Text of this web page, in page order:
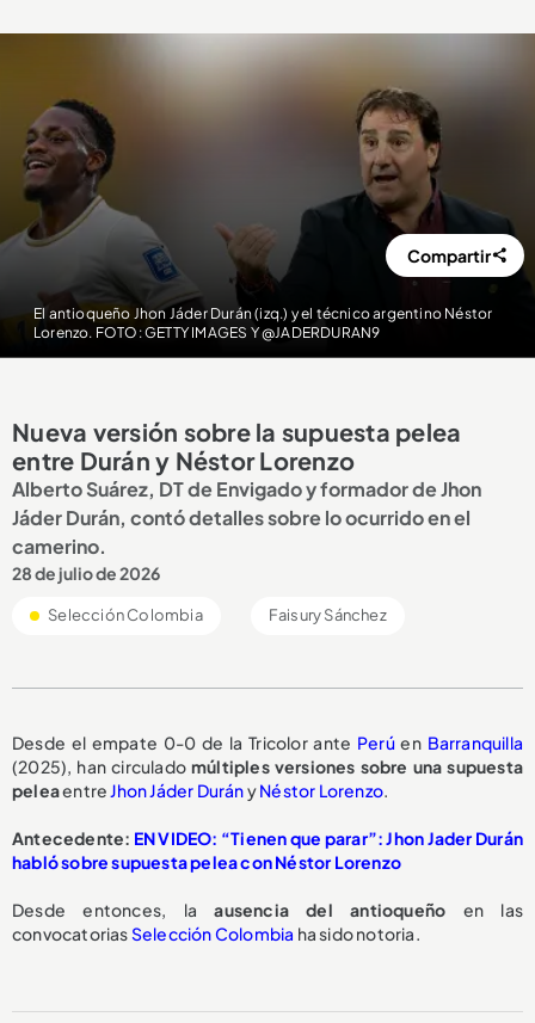
El antioqueño Jhon Jáder Durán (izq.) y el técnico argentino Néstor
Lorenzo. FOTO: GETTY IMAGES Y @JADERDURAN9
Compartir
Nueva versión sobre la supuesta pelea
entre Durán y Néstor Lorenzo
Alberto Suárez, DT de Envigado y formador de Jhon
Jáder Durán, contó detalles sobre lo ocurrido en el
camerino.
28 de julio de 2026
Selección Colombia Faisury Sánchez
Desde el empate 0-0 de la Tricolor ante Perúen Barranquilla
(2025), han circulado múltiples versiones sobre una supuesta
peleaentreJhon Jáder DurányNéstor Lorenzo.
Antecedente: EN VIDEO: “Tienen que parar”: Jhon Jader Durán
habló sobre supuesta pelea con Néstor Lorenzo
Desde entonces, laausencia del antioqueño en las
convocatoriasSelección Colombia ha sido notoria.